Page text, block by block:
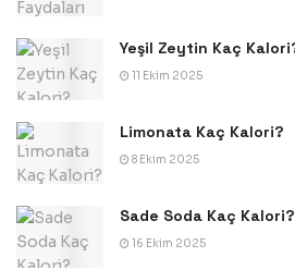
Yeşil Zeytin Kaç
11 Ekim 2025
Limonata Kaç Kalori?
8 Ekim 2025
Sade Soda Kaç Kalori?
16 Ekim 2025